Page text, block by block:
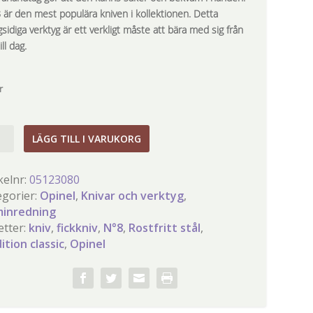
är den mest populära kniven i kollektionen. Detta
verktyg är ett verkligt måste att bära med sig från
dag.
LÄGG TILL I VARUKORG
05123080
Opinel, Knivar och verktyg,
kniv,fickkniv, N°8, Rostfritt stål,
classic, Opinel